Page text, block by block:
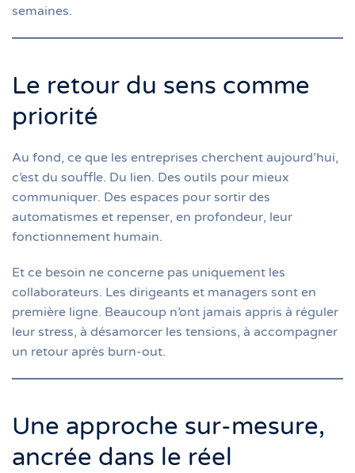
semaines.
Le retour du sens comme
priorité
Au fond, ce que les entreprises cherchent aujourd’hui,
c’est du souffle. Du lien. Des outils pour mieux
communiquer. Des espaces pour sortir des
automatismes et repenser, en profondeur, leur
fonctionnement humain.
Et ce besoin ne concerne pas uniquement les
collaborateurs. Les dirigeants et managers sont en
première ligne. Beaucoup n’ont jamais appris à réguler
leur stress, à désamorcer les tensions, à accompagner
un retour après burn-out.
Une approche sur-mesure,
ancrée dans le réel